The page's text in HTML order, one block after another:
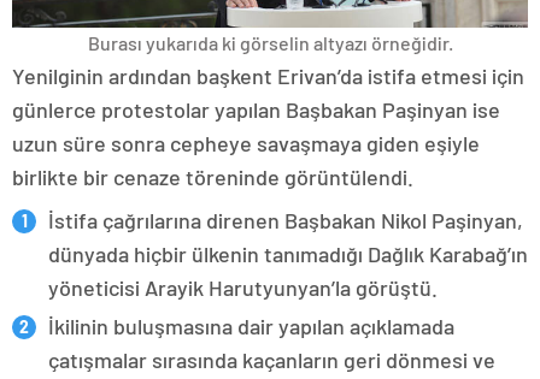
Burası yukarıda ki görselin altyazı örneğidir.
Yenilginin ardından başkent Erivan’da istifa etmesi için
günlerce protestolar yapılan Başbakan Paşinyan ise
uzun süre sonra cepheye savaşmaya giden eşiyle
birlikte bir cenaze töreninde görüntülendi.
İstifa çağrılarına direnen Başbakan Nikol Paşinyan,
dünyada hiçbir ülkenin tanımadığı Dağlık Karabağ’ın
yöneticisi Arayik Harutyunyan’la görüştü.
İkilinin buluşmasına dair yapılan açıklamada
çatışmalar sırasında kaçanların geri dönmesi ve